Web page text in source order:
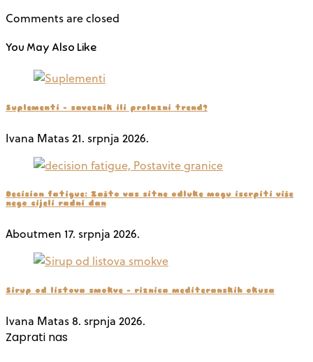
Comments are closed
You May Also Like
Suplementi – saveznik ili prolazni trend?
Ivana Matas21. srpnja 2026.
Decision fatigue: Zašto vas sitne odluke mogu iscrpiti više
nego cijeli radni dan
Aboutmen 17. srpnja 2026.
Sirup od listova smokve – riznica mediteranskih okusa
Ivana Matas 8. srpnja 2026.
Zaprati nas